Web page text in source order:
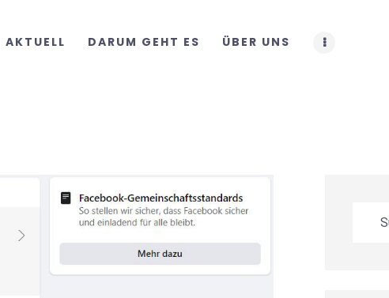
AKTUELL DARUM GEHT ES ÜBER UNS
DOWNLOADS